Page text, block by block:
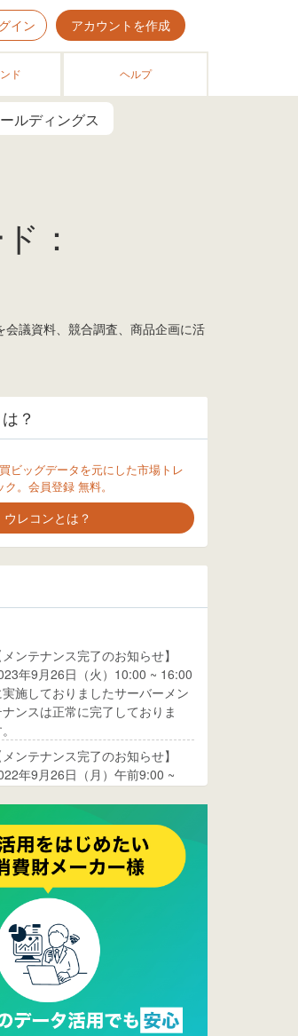
イン アカウントを作成
ド ヘルプ
ルディングス
：
議資料、競合調査、商品企画に活
？
ビッグデータを元にした市場トレ
。会員登録 無料。
ウレコンとは？
メンテナンス完了のお知らせ】
年9月26日（火）10:00 ~ 16:00
実施しておりましたサーバーメン
ナンスは正常に完了しておりま
メンテナンス完了のお知らせ】
年9月26日（月）午前9:00 ~
す。
レコンでブログ掲載が始まりまし
。ぜひご覧ください。
ウレコンのサイト機能を大幅バージ
ョンアップ。詳細はこちら。⇒
ージへ
レコンが機能拡充し、サイトリニ
ューアルしました。⇒
Facebook
ページを開設しました。